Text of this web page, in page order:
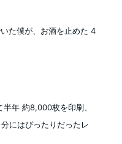
た僕が、お酒を止めた 4
年 約8,000枚を印刷、
にはぴったりだったレ